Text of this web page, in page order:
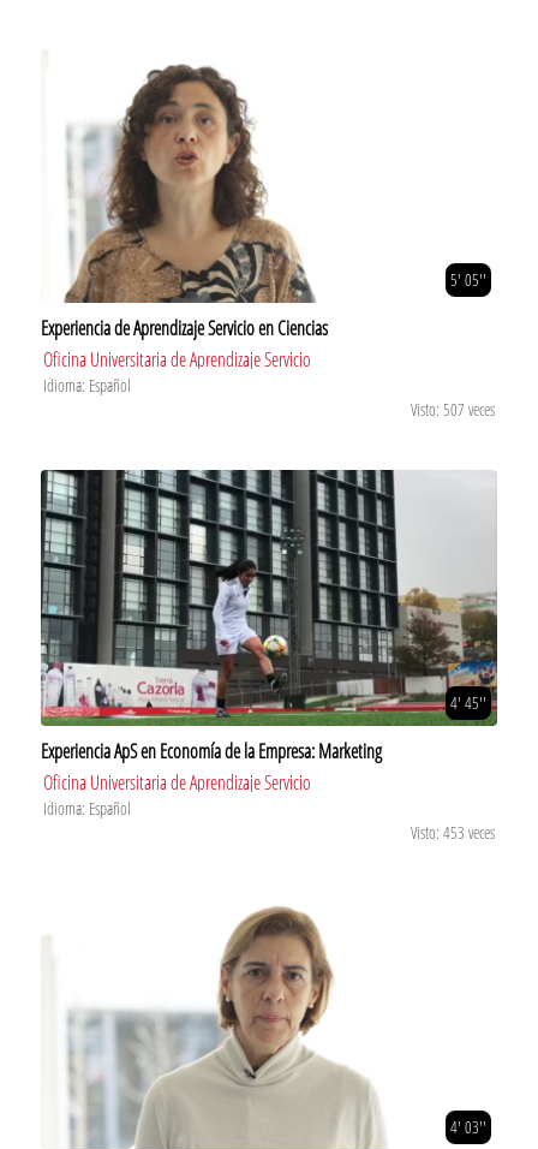
5' 05''
Experiencia de Aprendizaje Servicio en Ciencias
Oficina Universitaria de Aprendizaje Servicio
Idioma: Español
Visto: 507 veces
4' 45''
Experiencia ApS en Economía de la Empresa: Marketing
Oficina Universitaria de Aprendizaje Servicio
Idioma: Español
Visto: 453 veces
4' 03''